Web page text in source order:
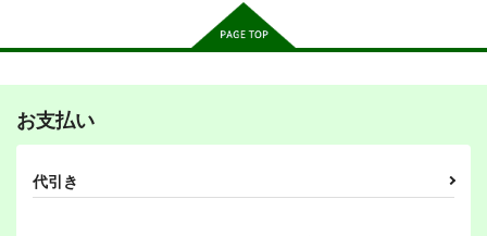
1,650円（税込）
サンプル
（税込）
オリジナル 砂虫隼
○○を撫でるだけの簡
単なお仕事（1）
きめの魔法少女。7
角と板と魔法記師5
作品詳細
幼なじみがティラノサ
とりからの巣
オリジナル
幼なじみがティラノサ
幼なじみがティラノサ
寺埜樹羅
お支払い
代引き